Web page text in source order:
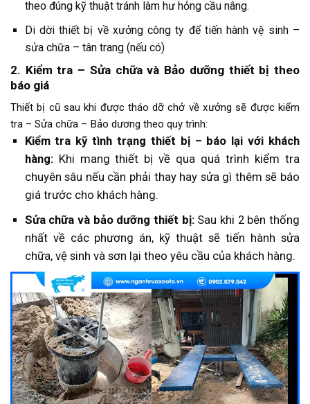
theo đúng kỹ thuật tránh làm hư hỏng cầu nâng.
Di dời thiết bị về xưởng công ty để tiến hành vệ sinh –
sửa chữa – tân trang (nếu có)
2. Kiểm tra – Sửa chữa và Bảo dưỡng thiết bị theo
báo giá
Thiết bị cũ sau khi được tháo dỡ chở về xưởng sẽ được kiểm
tra – Sửa chữa – Bảo dương theo quy trình:
Kiểm tra kỹ tình trạng thiết bị – báo lại với khách
hàng:Khi mang thiết bị về qua quá trình kiểm tra
chuyên sâu nếu cần phải thay hay sửa gì thêm sẽ báo
giá trước cho khách hàng.
Sửa chữa và bảo dưỡng thiết bị:Sau khi 2 bên thống
nhất về các phương án, kỹ thuật sẽ tiến hành sửa
chữa, vệ sinh và sơn lại theo yêu cầu của khách hàng.